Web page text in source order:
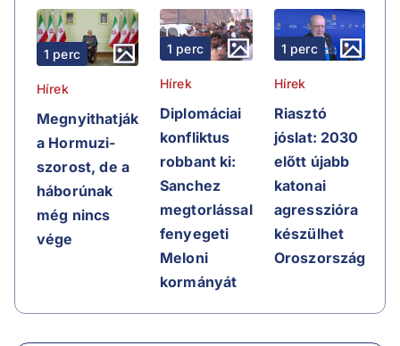
1 perc
Hírek
Megnyithatják
a Hormuzi-
szorost, de a
háborúnak
még nincs
vége
1 perc
Hírek
Diplomáciai
konfliktus
robbant ki:
Sanchez
megtorlással
fenyegeti
Meloni
kormányát
1 perc
Hírek
Riasztó
jóslat: 2030
előtt újabb
katonai
agresszióra
készülhet
Oroszország